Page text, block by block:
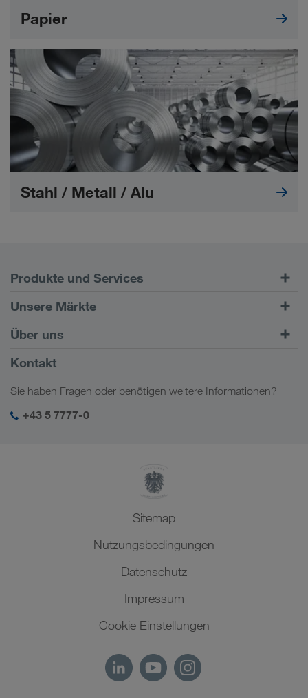
Papier
Stahl / Metall / Alu
Produkte und Services
Straßentransporte
Kundenportal CONNECT
Digitale Lösungen
Branchenlösungen
Unsere Märkte
Europa
Kaukasus
Zentralasien
Naher Osten
Über uns
Firmeninformation
Soziale Verantwortung
SHEQ-Management
Kontakt
Sie haben Fragen oder benötigen weitere Informationen?
+43 5 7777-0
Sitemap
Nutzungsbedingungen
Datenschutz
Impressum
Cookie Einstellungen